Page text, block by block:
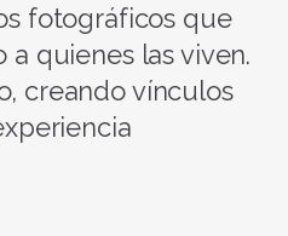
fotográficos que
quienes las viven.
creando vínculos